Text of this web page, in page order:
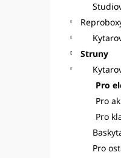
Struny
Pro
Pro
Pro
Pro
CURT
NICKEL
Původně: